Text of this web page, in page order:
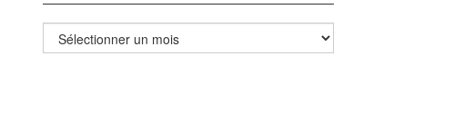
Archives
magazine